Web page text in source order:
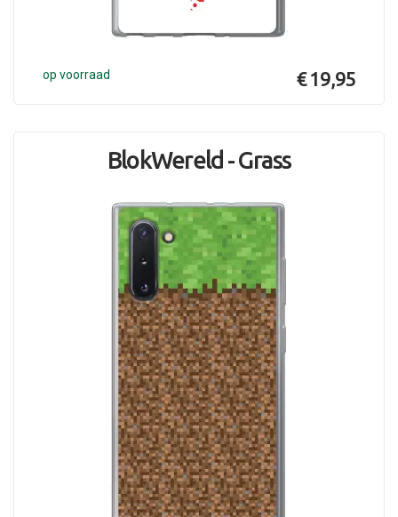
op voorraad € 19,95
BlokWereld - Grass